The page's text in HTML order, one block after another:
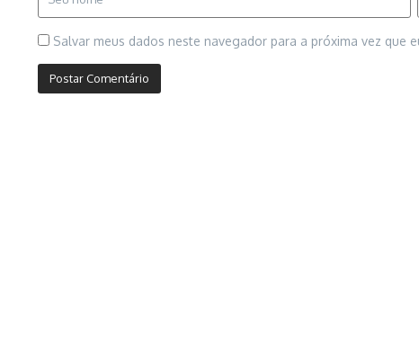
Salvar meus dados neste navegador para a próxima vez que